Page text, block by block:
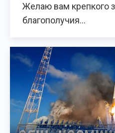
Желаю вам крепкого
благополучия…